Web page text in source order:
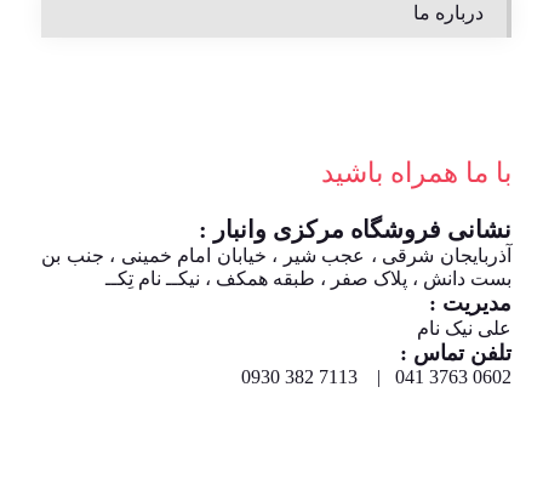
درباره ما
با ما همراه باشید
نشانی فروشگاه مرکزی وانبار :
آذربایجان شرقی ، عجب شیر ، خیابان امام خمینی ، جنب بن
بست دانش ، پلاک صفر ، طبقه همکف ، نیکــ نام تِکــ
مدیریت :
علی نیک نام
تلفن تماس :
0602 3763 041 | 7113 382 0930